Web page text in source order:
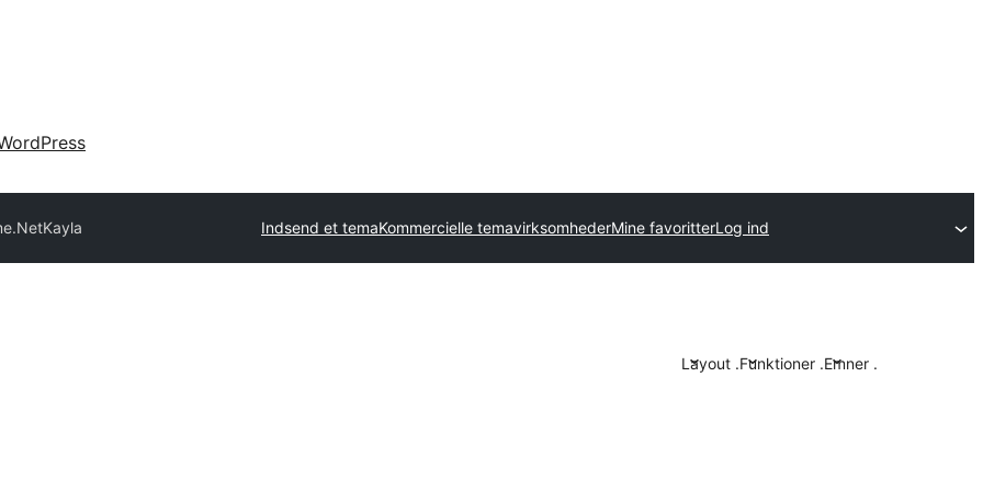
Kayla Indsend et temaKommercielle temavirksomhederMine favoritterLog ind
Layout .Funktioner .Emner .